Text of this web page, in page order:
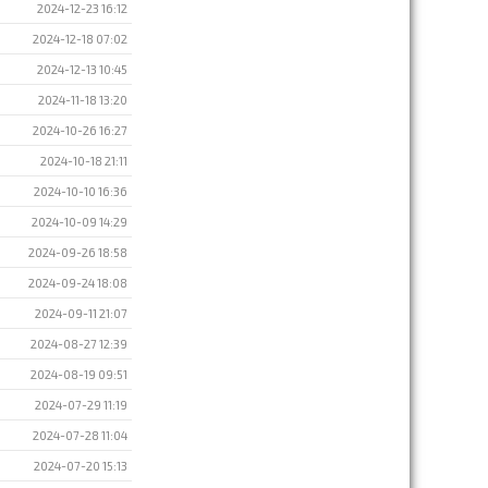
2024-12-23 16:12
2024-12-18 07:02
2024-12-13 10:45
2024-11-18 13:20
2024-10-26 16:27
2024-10-18 21:11
2024-10-10 16:36
2024-10-09 14:29
2024-09-26 18:58
2024-09-24 18:08
2024-09-11 21:07
2024-08-27 12:39
2024-08-19 09:51
2024-07-29 11:19
2024-07-28 11:04
2024-07-20 15:13